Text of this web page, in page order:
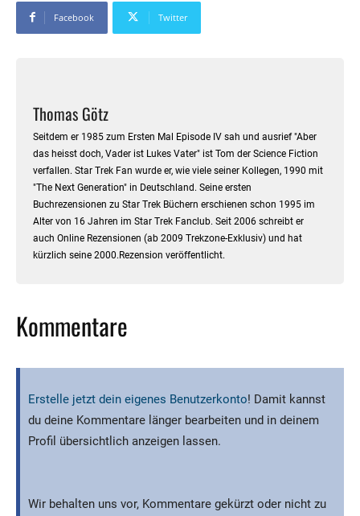
Facebook Twitter
Thomas Götz
Seitdem er 1985 zum Ersten Mal Episode IV sah und ausrief "Aber
das heisst doch, Vader ist Lukes Vater" ist Tom der Science Fiction
verfallen. Star Trek Fan wurde er, wie viele seiner Kollegen, 1990 mit
"The Next Generation" in Deutschland. Seine ersten
Buchrezensionen zu Star Trek Büchern erschienen schon 1995 im
Alter von 16 Jahren im Star Trek Fanclub. Seit 2006 schreibt er
auch Online Rezensionen (ab 2009 Trekzone-Exklusiv) und hat
kürzlich seine 2000.Rezension veröffentlicht.
Kommentare
Erstelle jetzt dein eigenes Benutzerkonto! Damit kannst
du deine Kommentare länger bearbeiten und in deinem
Profil übersichtlich anzeigen lassen.
Wir behalten uns vor, Kommentare gekürzt oder nicht zu